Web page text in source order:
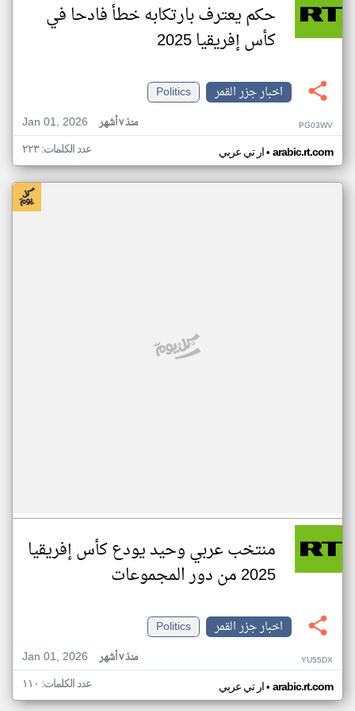
حكم يعترف بارتكابه خطأ فادحا في
كأس إفريقيا 2025
اخبار جزر القمر
Politics
Jan 01, 2026
منذ ٧ أشهر PG03WV
ار تي عربي• arabic.rt.com عدد الكلمات: ٢٢٣
منتخب عربي وحيد يودع كأس إفريقيا
2025 من دور المجموعات
اخبار جزر القمر
Politics
Jan 01, 2026
منذ ٧ أشهر YU55DX
ار تي عربي• arabic.rt.com عدد الكلمات: ١١٠